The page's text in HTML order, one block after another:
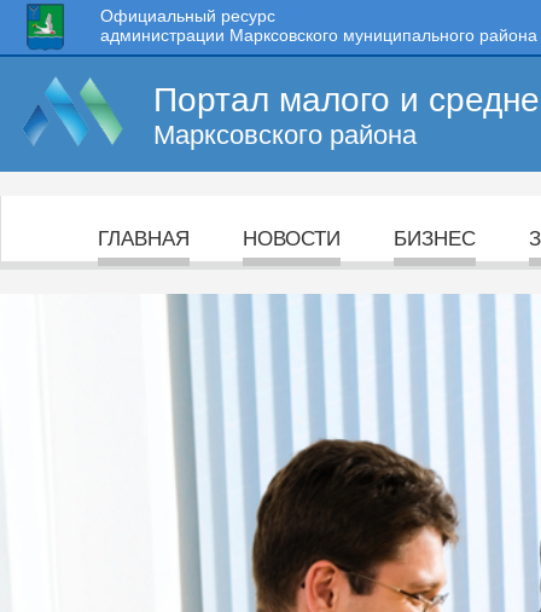
Официальный ресурс
администрации Марксовского муниципального района
Портал малого и
Марксовского района
ГЛАВНАЯ НОВОСТИ БИЗНЕС